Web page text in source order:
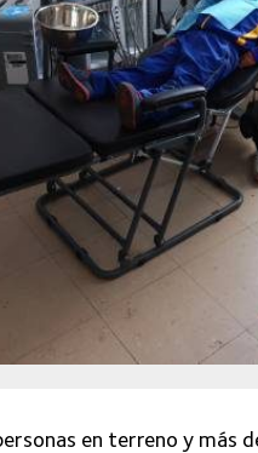
en terreno y más